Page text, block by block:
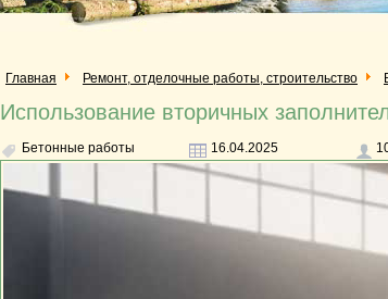
Главная Ремонт, отделочные работы, строительство
Использование вторичных
Бетонные работы 16.04.2025